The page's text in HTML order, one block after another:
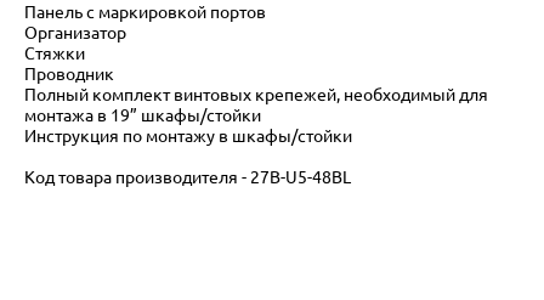
Панель с маркировкой портов
Организатор
Стяжки
Проводник
Полный комплект винтовых крепежей, необходимый для
монтажа в 19” шкафы/стойки
Инструкция по монтажу в шкафы/стойки
Код товара производителя - 27B-U5-48BL